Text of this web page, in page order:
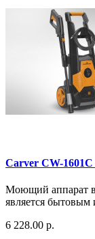
Carver CW-
Моющий аппарат
является бытовым
6 228.00 р.